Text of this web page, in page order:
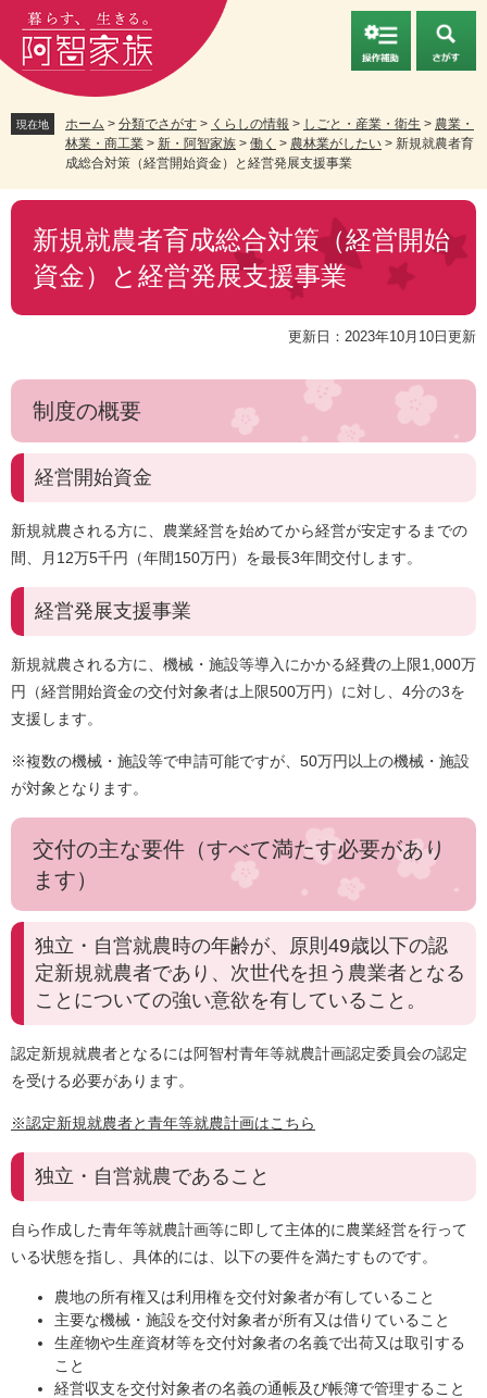
ジ
ュ
て
現在地 ホーム > 分類でさがす > くらしの情報 > しごと・産業・衛生 > 農業・
林業・商工業 > 新・阿智家族 > 働く > 農林業がしたい > 新規就農者育
成総合対策（経営開始資金）と経営発展支援事業
本
新規就農者育成総合対策（経営開始
資金）と経営発展支援事業
更新日：2023年10月10日更新
制度の概要
経営開始資金
新規就農される方に、農業経営を始めてから経営が安定するまでの
間、月12万5千円（年間150万円）を最長3年間交付します。
経営発展支援事業
新規就農される方に、機械・施設等導入にかかる経費の上限1,000万
円（経営開始資金の交付対象者は上限500万円）に対し、4分の3を
支援します。
※複数の機械・施設等で申請可能ですが、50万円以上の機械・施設
が対象となります。
交付の主な要件（すべて満たす必要があり
ます）
独立・自営就農時の年齢が、原則49歳以下の認
定新規就農者であり、次世代を担う農業者となる
ことについての強い意欲を有していること。
認定新規就農者となるには阿智村青年等就農計画認定委員会の認定
を受ける必要があります。
※認定新規就農者と青年等就農計画はこちら
独立・自営就農であること
自ら作成した青年等就農計画等に即して主体的に農業経営を行って
いる状態を指し、具体的には、以下の要件を満たすものです。
農地の所有権又は利用権を交付対象者が有していること
主要な機械・施設を交付対象者が所有又は借りていること
生産物や生産資材等を交付対象者の名義で出荷又は取引する
こと
経営収支を交付対象者の名義の通帳及び帳簿で管理すること